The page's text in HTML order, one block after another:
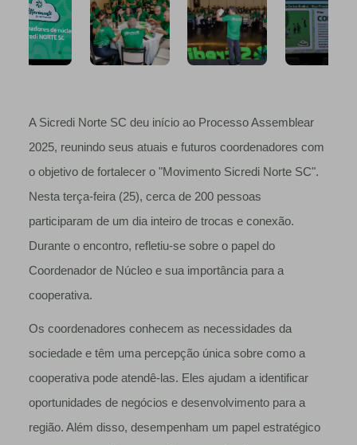
A Sicredi Norte SC deu início ao Processo Assemblear
2025, reunindo seus atuais e futuros coordenadores com
o objetivo de fortalecer o "Movimento Sicredi Norte SC".
Nesta terça-feira (25), cerca de 200 pessoas
participaram de um dia inteiro de trocas e conexão.
Durante o encontro, refletiu-se sobre o papel do
Coordenador de Núcleo e sua importância para a
cooperativa.
Os coordenadores conhecem as necessidades da
sociedade e têm uma percepção única sobre como a
cooperativa pode atendê-las. Eles ajudam a identificar
oportunidades de negócios e desenvolvimento para a
região. Além disso, desempenham um papel estratégico